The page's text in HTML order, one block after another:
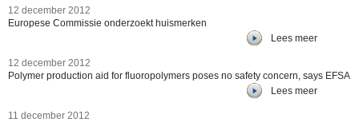
12 december 2012
Europese Commissie onderzoekt huismerken
Lees meer
12 december 2012
Polymer production aid for fluoropolymers poses no safety concern, says EFSA
Lees meer
11 december 2012